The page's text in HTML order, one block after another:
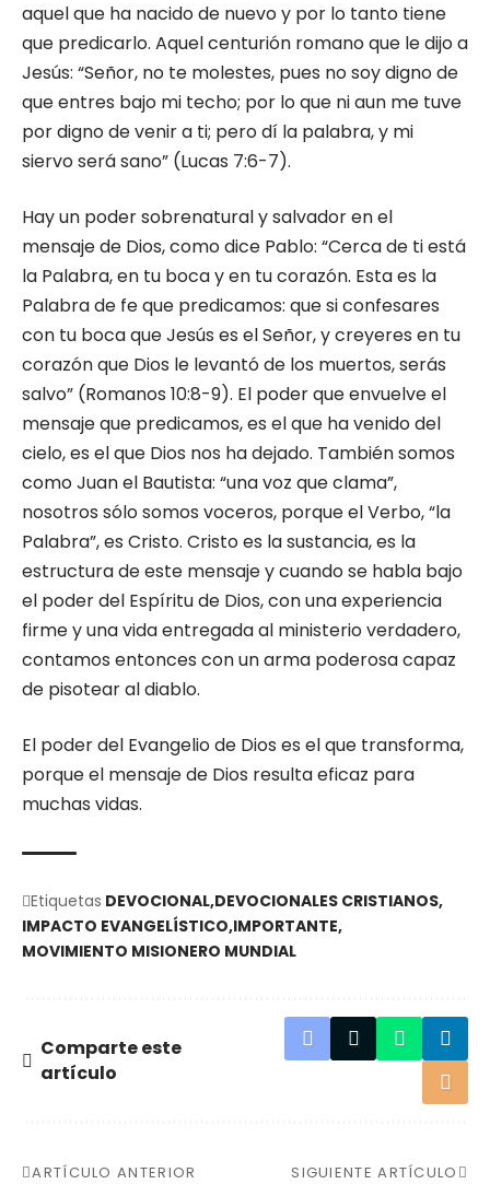
aquel que ha nacido de nuevo y por lo tanto tiene
que predicarlo. Aquel centurión romano que le dijo a
Jesús: “Señor, no te molestes, pues no soy digno de
que entres bajo mi techo; por lo que ni aun me tuve
por digno de venir a ti; pero dí la palabra, y mi
siervo será sano” (Lucas 7:6-7).
Hay un poder sobrenatural y salvador en el
mensaje de Dios, como dice Pablo: “Cerca de ti está
la Palabra, en tu boca y en tu corazón. Esta es la
Palabra de fe que predicamos: que si confesares
con tu boca que Jesús es el Señor, y creyeres en tu
corazón que Dios le levantó de los muertos, serás
salvo” (Romanos 10:8-9). El poder que envuelve el
mensaje que predicamos, es el que ha venido del
cielo, es el que Dios nos ha dejado. También somos
como Juan el Bautista: “una voz que clama”,
nosotros sólo somos voceros, porque el Verbo, “la
Palabra”, es Cristo. Cristo es la sustancia, es la
estructura de este mensaje y cuando se habla bajo
el poder del Espíritu de Dios, con una experiencia
firme y una vida entregada al ministerio verdadero,
contamos entonces con un arma poderosa capaz
de pisotear al diablo.
El poder del Evangelio de Dios es el que transforma,
porque el mensaje de Dios resulta eficaz para
muchas vidas.
Etiquetas DEVOCIONAL DEVOCIONALES CRISTIANOS
IMPACTO EVANGELÍSTICO IMPORTANTE
MOVIMIENTO MISIONERO MUNDIAL
Comparte este
artículo
ARTÍCULO ANTERIOR SIGUIENTE ARTÍCULO